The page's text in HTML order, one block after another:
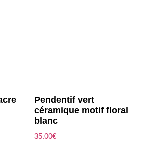
Pendentif vert
céramique motif floral
blanc
35.00€